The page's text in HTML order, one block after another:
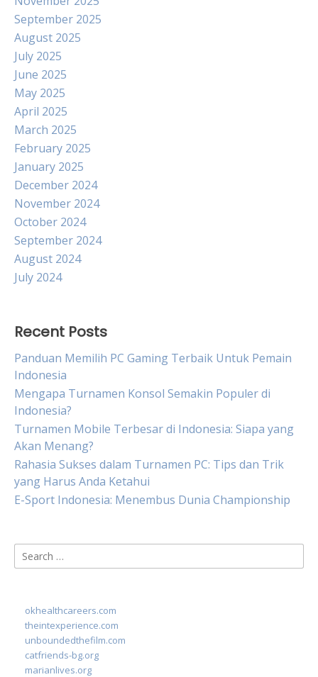
September 2025
August 2025
July 2025
June 2025
May 2025
April 2025
March 2025
February 2025
January 2025
December 2024
November 2024
October 2024
September 2024
August 2024
July 2024
Recent Posts
Panduan Memilih PC Gaming Terbaik Untuk Pemain
Indonesia
Mengapa Turnamen Konsol Semakin Populer di
Indonesia?
Turnamen Mobile Terbesar di Indonesia: Siapa yang
Akan Menang?
Rahasia Sukses dalam Turnamen PC: Tips dan Trik
yang Harus Anda Ketahui
E-Sport Indonesia: Menembus Dunia Championship
Search
for:
okhealthcareers.com
theintexperience.com
unboundedthefilm.com
catfriends-bg.org
marianlives.org